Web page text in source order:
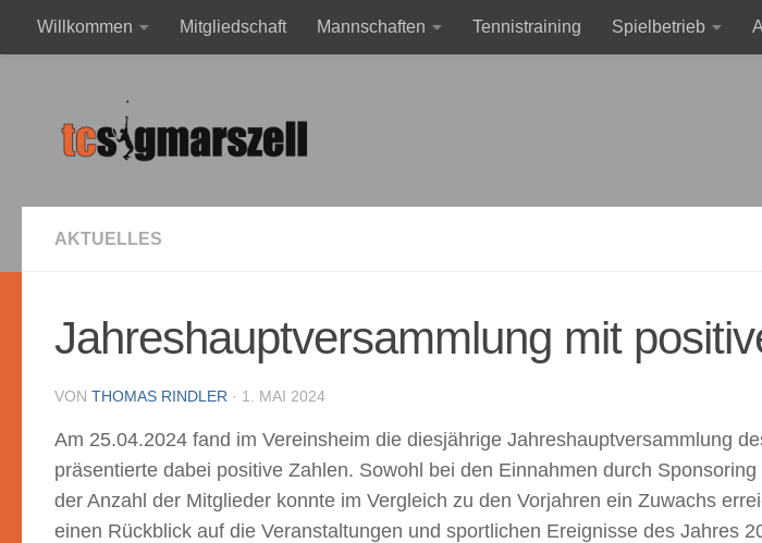
Zum Inhalt springen
Willkommen Mitgliedschaft Mannschaften Tennistraining Spielbetrieb
AKTUELLES
Jahreshauptversammlung mit
VON THOMAS RINDLER · 1. MAI 2024
Am 25.04.2024 fand im Vereinsheim die diesjährige Jahreshauptversammlung
präsentierte dabei positive Zahlen. Sowohl bei den Einnahmen durch
der Anzahl der Mitglieder konnte im Vergleich zu den Vorjahren ein Zuwachs
einen Rückblick auf die Veranstaltungen und sportlichen Ereignisse des Jahres